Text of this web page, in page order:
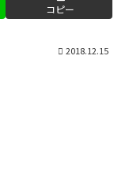
コピー
2018.12.15